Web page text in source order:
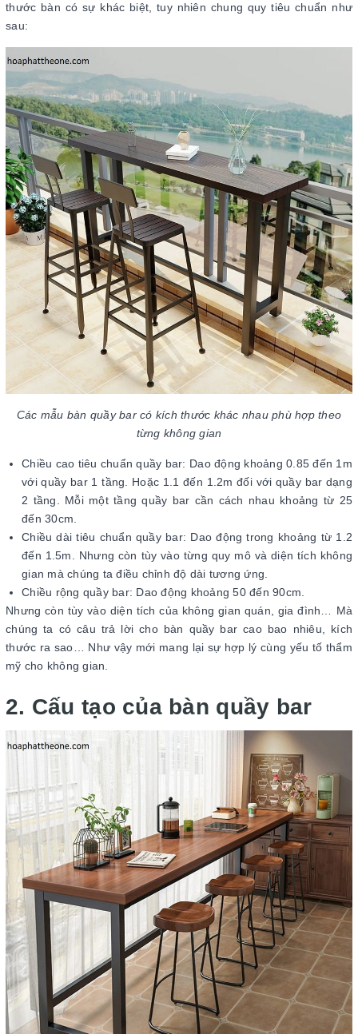
thước bàn có sự khác biệt, tuy nhiên chung quy tiêu chuẩn như
sau:
Các mẫu bàn quầy bar có kích thước khác nhau phù hợp theo
từng không gian
Chiều cao tiêu chuẩn quầy bar: Dao động khoảng 0.85 đến 1m
với quầy bar 1 tầng. Hoặc 1.1 đến 1.2m đối với quầy bar dạng
2 tầng. Mỗi một tầng quầy bar cần cách nhau khoảng từ 25
đến 30cm.
Chiều dài tiêu chuẩn quầy bar: Dao động trong khoảng từ 1.2
đến 1.5m. Nhưng còn tùy vào từng quy mô và diện tích không
gian mà chúng ta điều chỉnh độ dài tương ứng.
Chiều rộng quầy bar: Dao động khoảng 50 đến 90cm.
Nhưng còn tùy vào diện tích của không gian quán, gia đình… Mà
chúng ta có câu trả lời cho bàn quầy bar cao bao nhiêu, kích
thước ra sao… Như vậy mới mang lại sự hợp lý cùng yếu tố thẩm
mỹ cho không gian.
2. Cấu tạo của bàn quầy bar